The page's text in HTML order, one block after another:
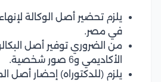
يلزم تحضير أصل الوكالة
في مصر.
من الضروري توفير أصل
الأكاديمي و6 صور شخصية.
يلزم (للدكتوراه) إحضار أصل